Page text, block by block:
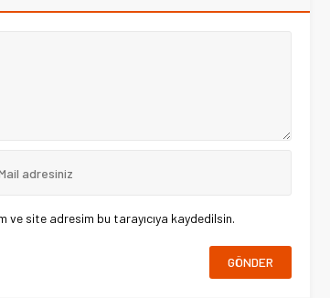
ve site adresim bu tarayıcıya kaydedilsin.